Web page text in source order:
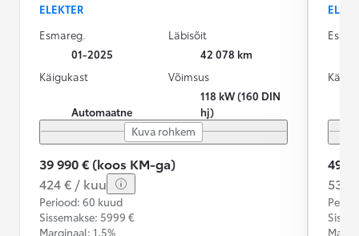
ELEKTER
Esmareg.
01-2025
Läbisõit
42 078 km
Käigukast
Automaatne
Võimsus
118 kW (160 DIN
hj)
Kuva rohkem
39 990 € (koos KM-ga)
424 € / kuu
Periood: 60 kuud
Sissemakse: 5999 €
Marginaal: 1.5%
49
530